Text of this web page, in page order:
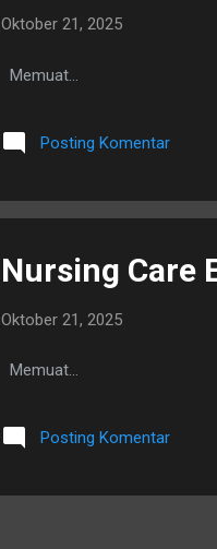
Oktober 21, 2025
Memuat…
Posting Komentar
Nursing Care
Oktober 21, 2025
Memuat…
Posting Komentar